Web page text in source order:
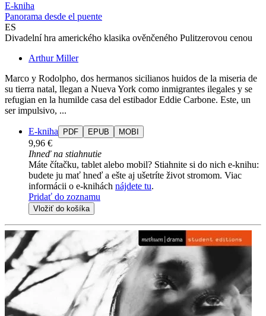
E-kniha
Panorama desde el puente
ES
Divadelní hra amerického klasika ověnčeného Pulitzerovou cenou
Arthur Miller
Marco y Rodolpho, dos hermanos sicilianos huidos de la miseria de
su tierra natal, llegan a Nueva York como inmigrantes ilegales y se
refugian en la humilde casa del estibador Eddie Carbone. Este, un
ser impulsivo, ...
E-kniha PDF EPUB MOBI
9,96 €
Ihneď na stiahnutie
Máte čítačku, tablet alebo mobil? Stiahnite si do nich e-knihu:
budete ju mať hneď a ešte aj ušetríte život stromom. Viac
informácii o e-knihách nájdete tu.
Pridať do zoznamu
Vložiť do košíka